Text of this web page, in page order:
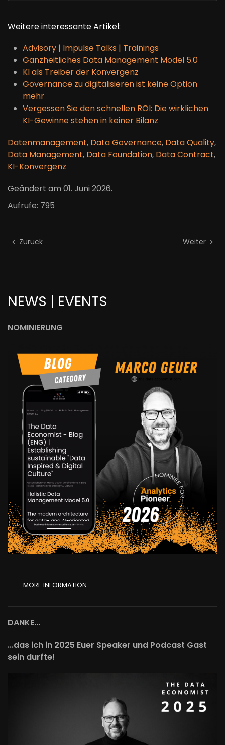
Weitere interessante Artikel:
Advisory | Impulse Talks | Trainings
Ganzheitliches Data Management Model 5.0
KI als Treiber der Konvergenz
Governance zu digitalisieren ist keine Option
mehr
Vergessen Sie den schnellen ROI: Die wirklichen
KI-Gewinne stehen in keiner Bilanz
Datenmanagement, Data Governance, Data Quality,
Data Management, Data Foundation, Data Contract,
KI-Konvergenz
Geändert am 01. Juni 2026.
Aufrufe: 795
Zurück Weiter
NEWS | EVENTS
NOMINIERUNG
MORE INFORMATION
DANKE...
...das ich in 2025 Euer Speaker und Podcast Gast
sein durfte!